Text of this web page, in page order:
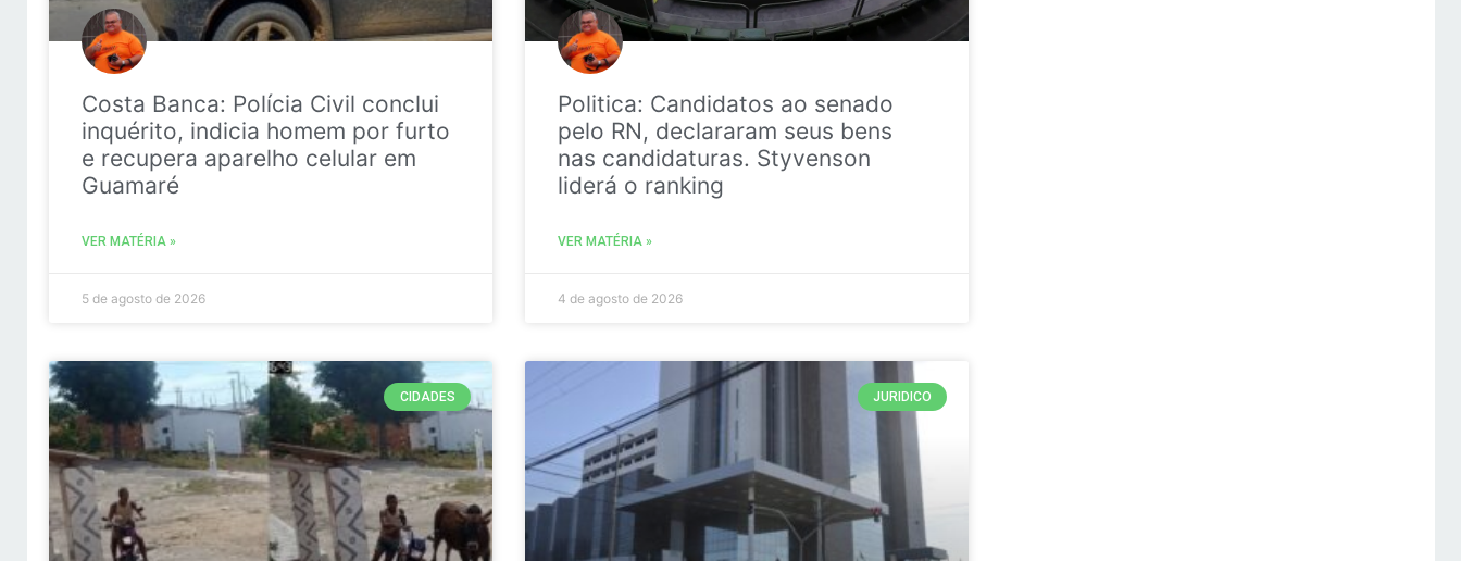
Costa Banca: Polícia Civil conclui
inquérito, indicia homem por furto
e recupera aparelho celular em
Guamaré
VER MATÉRIA »
5 de agosto de 2026
Politica: Candidatos ao senado
pelo RN, declararam seus bens
nas candidaturas. Styvenson
liderá o ranking
VER MATÉRIA »
4 de agosto de 2026
CIDADES JURIDICO